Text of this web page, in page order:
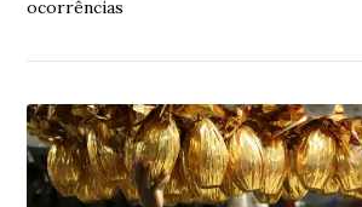
ocorrências